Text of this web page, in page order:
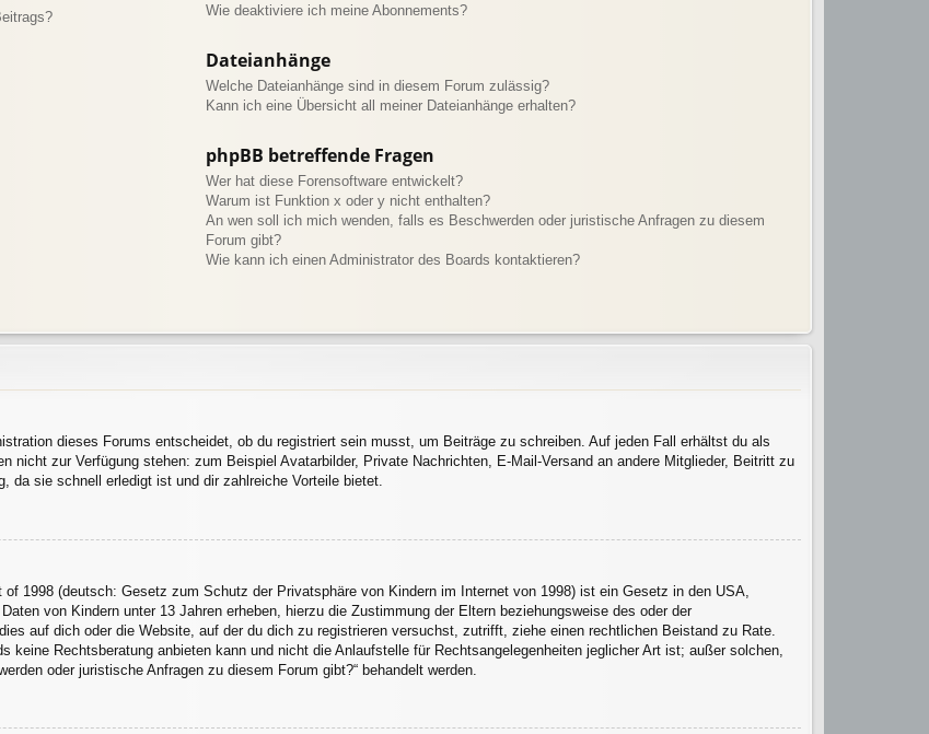
Wie deaktiviere ich meine Abonnements?
Dateianhänge
Welche Dateianhänge sind in diesem Forum zulässig?
Kann ich eine Übersicht all meiner Dateianhänge erhalten?
phpBB betreffende Fragen
Wer hat diese Forensoftware entwickelt?
Warum ist Funktion x oder y nicht enthalten?
An wen soll ich mich wenden, falls es Beschwerden oder juristische Anfragen zu diesem
Forum gibt?
Wie kann ich einen Administrator des Boards kontaktieren?
dieses Forums entscheidet, ob du registriert sein musst, um Beiträge zu schreiben. Auf jeden Fall erhältst du als
nicht zur Verfügung stehen: zum Beispiel Avatarbilder, Private Nachrichten, E-Mail-Versand an andere Mitglieder, Beitritt zu
da sie schnell erledigt ist und dir zahlreiche Vorteile bietet.
1998 (deutsch: Gesetz zum Schutz der Privatsphäre von Kindern im Internet von 1998) ist ein Gesetz in den USA,
von Kindern unter 13 Jahren erheben, hierzu die Zustimmung der Eltern beziehungsweise des oder der
auf dich oder die Website, auf der du dich zu registrieren versuchst, zutrifft, ziehe einen rechtlichen Beistand zu Rate.
Rechtsberatung anbieten kann und nicht die Anlaufstelle für Rechtsangelegenheiten jeglicher Art ist; außer solchen,
oder juristische Anfragen zu diesem Forum gibt?“ behandelt werden.